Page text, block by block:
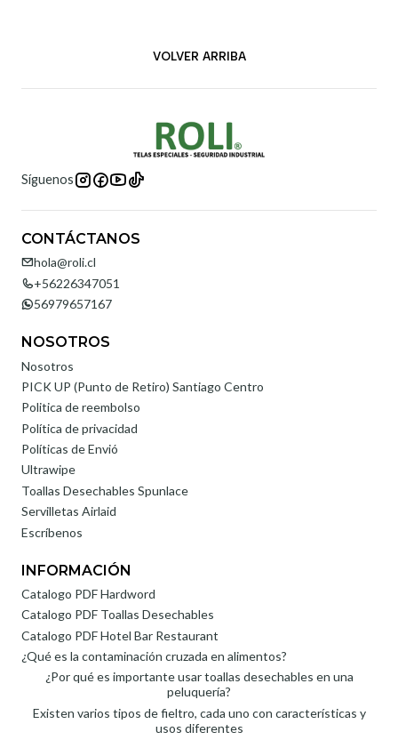
VOLVER ARRIBA
Síguenos
CONTÁCTANOS
hola@roli.cl
+56226347051
56979657167
NOSOTROS
Nosotros
PICK UP (Punto de Retiro) Santiago Centro
Politica de reembolso
Política de privacidad
Políticas de Envió
Ultrawipe
Toallas Desechables Spunlace
Servilletas Airlaid
Escríbenos
INFORMACIÓN
Catalogo PDF Hardword
Catalogo PDF Toallas Desechables
Catalogo PDF Hotel Bar Restaurant
¿Qué es la contaminación cruzada en alimentos?
¿Por qué es importante usar toallas desechables en una
peluquería?
Existen varios tipos de fieltro, cada uno con características y
usos diferentes